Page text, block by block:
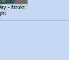
- štrukt.